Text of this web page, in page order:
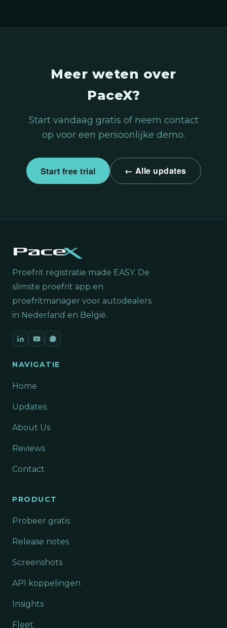
Meer weten over
PaceX?
Start vandaag gratis of neem contact
op voor een persoonlijke demo.
Start free trial ← Alle updates
Proefrit registratie made EASY. De
slimste proefrit app en
proefritmanager voor autodealers
in Nederland en België.
NAVIGATIE
Home
Updates
About Us
Reviews
Contact
PRODUCT
Probeer gratis
Release notes
Screenshots
API koppelingen
Insights
Fleet